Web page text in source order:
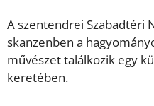
A szentendrei Szabadtéri
skanzenben a
művészet találkozik egy
keretében.